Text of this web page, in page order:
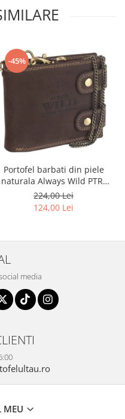
-45%
Portofel barbati din piele
naturala Always Wild PTR-
2900-BIC
224,00 Lei
124,00 Lei
media
MEU